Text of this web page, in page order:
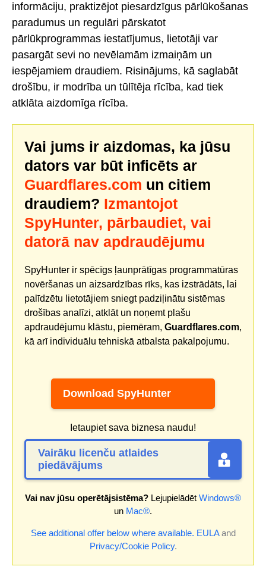
informāciju, praktizējot piesardzīgus pārlūkošanas
paradumus un regulāri pārskatot
pārlūkprogrammas iestatījumus, lietotāji var
pasargāt sevi no nevēlamām izmaiņām un
iespējamiem draudiem. Risinājums, kā saglabāt
drošību, ir modrība un tūlītēja rīcība, kad tiek
atklāta aizdomīga rīcība.
Vai jums ir aizdomas, ka jūsu
dators var būt inficēts ar
Guardflares.com un citiem
draudiem? Izmantojot
SpyHunter, pārbaudiet, vai
datorā nav apdraudējumu
SpyHunter ir spēcīgs ļaunprātīgas programmatūras
novēršanas un aizsardzības rīks, kas izstrādāts, lai
palīdzētu lietotājiem sniegt padziļinātu sistēmas
drošības analīzi, atklāt un noņemt plašu
apdraudējumu klāstu, piemēram, Guardflares.com,
kā arī individuālu tehniskā atbalsta pakalpojumu.
Download SpyHunter
Ietaupiet sava biznesa naudu!
Vairāku licenču atlaides
piedāvājums
Vai nav jūsu operētājsistēma? Lejupielādēt Windows®
un Mac®.
See additional offer below where available. EULAand
Privacy/Cookie Policy.